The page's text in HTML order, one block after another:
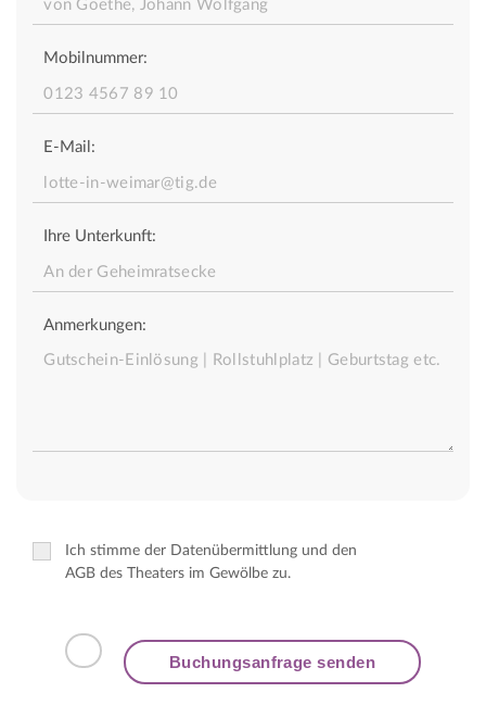
Mobilnummer:
E-Mail:
Ihre Unterkunft:
Anmerkungen:
Ich stimme der Datenübermittlung und den
AGB des Theaters im Gewölbe zu.